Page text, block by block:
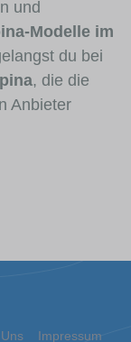
und
Modelle im
du bei
, die die
Anbieter
Impressum